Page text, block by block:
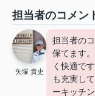
担当者のコメン
矢塚 貴史
担当者の
保てます
く快適で
も充実し
ーキッチン